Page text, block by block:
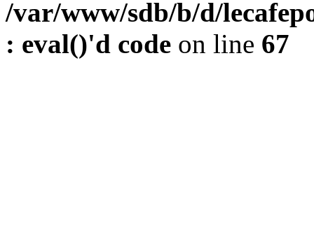
/var/www/sdb/b/d/
: eval()'d code on line 67